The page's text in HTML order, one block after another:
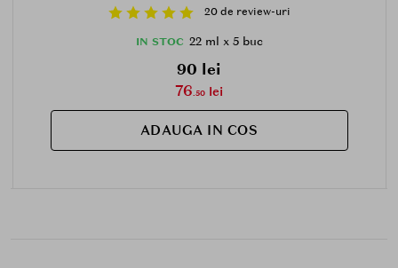
20 de review-uri
IN STOC 22 ml x 5 buc
90 lei
76.50 lei
ADAUGA IN COS